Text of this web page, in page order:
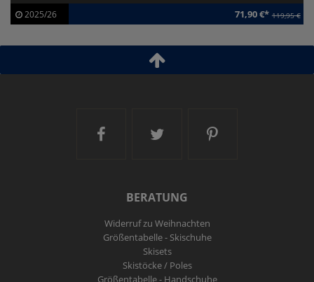
Artikel-ID:
113592
2025/26 71,90 €* 119,95 €
Ski and More auf Facebook
Ski and More auf
Ski and More
BERATUNG
Widerruf zu Weihnachten
Größentabelle - Skischuhe
Skisets
Skistöcke / Poles
Größentabelle - Handschuhe